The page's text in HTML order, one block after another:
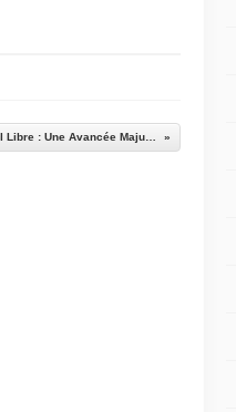
Nouvelle Balise pour l'Association de Vol Libre : Une Avancée Majuscule pour Aerogliss École de Parapente